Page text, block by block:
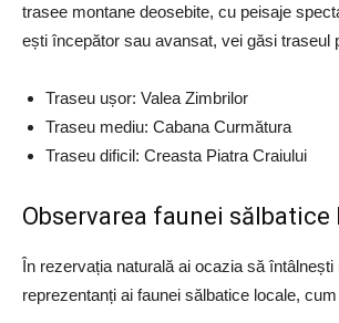
trasee montane deosebite, cu peisaje
ești începător sau avansat, vei găsi traseul
Traseu ușor: Valea Zimbrilor
Traseu mediu: Cabana Curmătura
Traseu dificil: Creasta Piatra Craiului
Observarea faunei sălbatice
În rezervația naturală ai ocazia să întâlnești
reprezentanți ai faunei sălbatice locale,